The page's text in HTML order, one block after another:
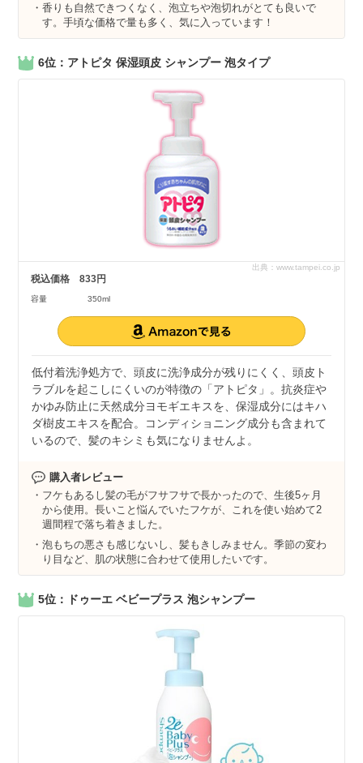
香りも自然できつくなく、泡立ちや泡切れがとても良いで
す。手頃な価格で量も多く、気に入っています！
6位：アトピタ 保湿頭皮 シャンプー 泡タイプ
出典：www.tampei.co.jp
税込価格 833円
容量 350ml
低付着洗浄処方で、頭皮に洗浄成分が残りにくく、頭皮ト
ラブルを起こしにくいのが特徴の「アトピタ」。抗炎症や
かゆみ防止に天然成分ヨモギエキスを、保湿成分にはキハ
ダ樹皮エキスを配合。コンディショニング成分も含まれて
いるので、髪のキシミも気になりませんよ。
購入者レビュー
フケもあるし髪の毛がフサフサで長かったので、生後5ヶ月
から使用。長いこと悩んでいたフケが、これを使い始めて2
週間程で落ち着きました。
泡もちの悪さも感じないし、髪もきしみません。季節の変わ
り目など、肌の状態に合わせて使用したいです。
5位：ドゥーエ ベビープラス 泡シャンプー